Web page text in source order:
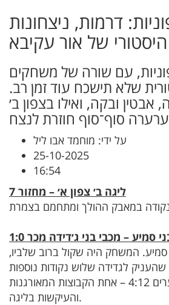
ב׳ הצפוניות: דרמות, ניצחונות
היסטורי של אור עקיבא
עם שורה של משחקים
שלא תישכח עוד זמן רב.
ובקה, ואילו בצפון ב׳
על ידי: מוחמד אבו ליל
25-10-2025
16:54
ליגה ב׳ צפון א׳ – מחזור 7
סמיע – מכבי בני ג׳דידה מכר 1:0
סמיע. המשחק היה שקול ברוב שלביו,
שהעניק לגדידה שלוש נקודות נוספות
ושמירה על המקום הראשון. גדידה עם 15 נקודות ומאזן שערים 4:12 – אחת הקבוצות המאורגנות
והעיקשות בליגה.